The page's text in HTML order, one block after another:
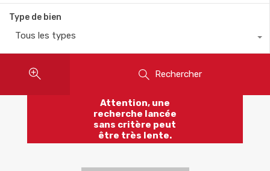
Type de bien
Tous les types
Rechercher
Attention, une
recherche lancée
sans critère peut
être très lente.